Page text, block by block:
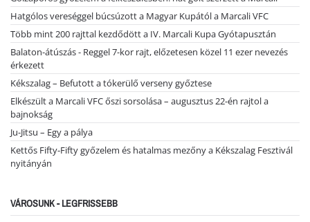
Hatgólos vereséggel búcsúzott a Magyar Kupától a Marcali VFC
Több mint 200 rajttal kezdődött a IV. Marcali Kupa Gyótapusztán
Balaton-átúszás - Reggel 7-kor rajt, előzetesen közel 11 ezer nevezés
érkezett
Kékszalag – Befutott a tókerülő verseny győztese
Elkészült a Marcali VFC őszi sorsolása – augusztus 22-én rajtol a
bajnokság
Ju-Jitsu – Egy a pálya
Kettős Fifty-Fifty győzelem és hatalmas mezőny a Kékszalag Fesztivál
nyitányán
VÁROSUNK - LEGFRISSEBB